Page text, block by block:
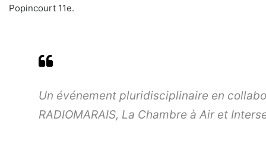
Popincourt 11e.
Un événement pluridisciplinaire en
RADIOMARAIS, La Chambre à Air et